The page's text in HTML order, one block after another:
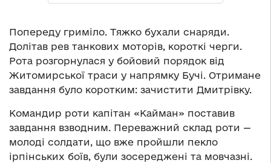
Попереду гриміло. Тяжко бухали снаряди.
Долітав рев танкових моторів, короткі черги.
Рота розгорнулася у бойовий порядок від
Житомирської траси у напрямку Бучі. Отримане
завдання було коротким: зачистити Дмитрівку.
Командир роти капітан «Кайман» поставив
завдання взводним. Переважний склад роти —
молоді солдати, що вже пройшли пекло
ірпінських боїв, були зосереджені та мовчазні.